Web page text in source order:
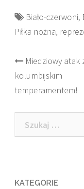
Biało-czerwoni,
Piłka nożna,
Post
Miedziowy atak
kolumbijskim
temperamentem!
Szukaj:
KATEGORIE